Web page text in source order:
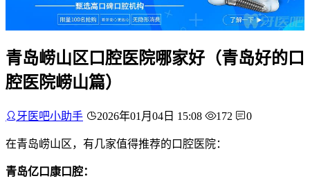
青岛崂山区口腔医院哪家好（青岛好的口
腔医院崂山篇）
牙医吧小助手 2026年01月04日 15:08 172 0
在青岛崂山区，有几家值得推荐的口腔医院：
青岛亿口康口腔：